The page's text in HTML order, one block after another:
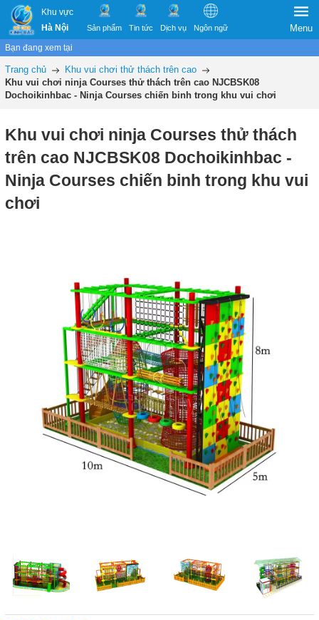
Khu vực
Hà Nội
Sản phẩm Tin tức Dịch vụ Ngôn ngữ Menu
Bạn đang xem tại
Trang chủ
Khu vui chơi thử thách trên cao
Khu vui chơi ninja Courses thử thách trên cao NJCBSK08
Dochoikinhbac - Ninja Courses chiến binh trong khu vui chơi
Khu vui chơi ninja Courses thử thách
trên cao NJCBSK08 Dochoikinhbac -
Ninja Courses chiến binh trong khu vui
chơi